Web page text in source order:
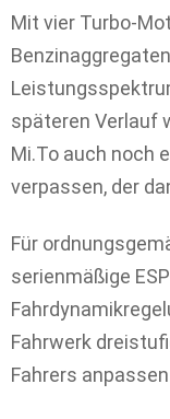
Mit vier Turbo-
späteren Verlauf
Mi.To auch noch
verpassen, der
Für
serienmäßige
Fahrwerk
Fahrers